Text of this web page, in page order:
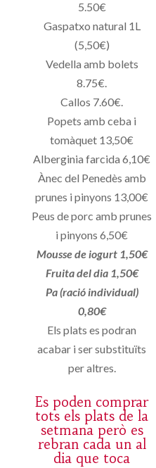
5.50€
Gaspatxo natural 1L
(5,50€)
Vedella amb bolets
8.75€.
Callos 7.60€.
Popets amb ceba i
tomàquet 13,50€
Alberginia farcida 6,10€
Ànec del Penedès amb
prunes i pinyons 13,00€
Peus de porc amb prunes
i pinyons 6,50€
Mousse de iogurt 1,50€
Fruita del dia 1,50€
Pa (ració individual)
0,80€
Els plats es podran
acabar i ser substituïts
per altres.
Es poden comprar
tots els plats de la
setmana però es
rebran cada un al
dia que toca